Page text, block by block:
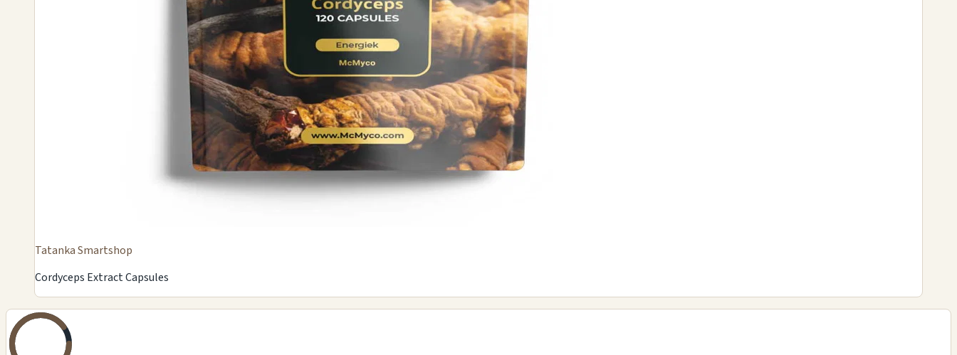
Tatanka Smartshop
Cordyceps Extract Capsules